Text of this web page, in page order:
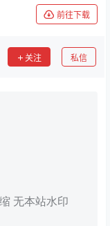
前往下载
关注 私信
无本站水印